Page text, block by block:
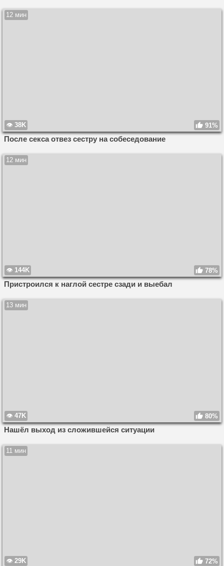
12 мин
38K 91%
После секса отвез сестру на собеседование
12 мин
144K 78%
Пристроился к наглой сестре сзади и выебал
13 мин
47K 80%
Нашёл выход из сложившейся ситуации
11 мин
29K 72%